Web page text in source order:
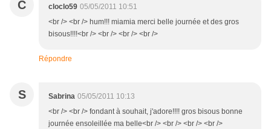
C cloclo59 05/05/2011 10:51
<br /> <br /> hum!!! miamia merci belle journée et des gros
bisous!!!!<br /> <br /> <br /> <br />
Répondre
S Sabrina 05/05/2011 10:13
<br /> <br /> fondant à souhait, j'adore!!!! gros bisous bonne
journée ensoleillée ma belle<br /> <br /> <br /> <br />